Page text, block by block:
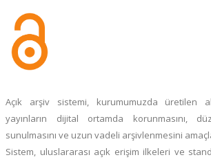
Açık arşiv sistemi, kurumumuzda üretilen
yayınların dijital ortamda korunmasını,
sunulmasını ve uzun vadeli arşivlenmesini
Sistem, uluslararası açık erişim ilkeleri ve